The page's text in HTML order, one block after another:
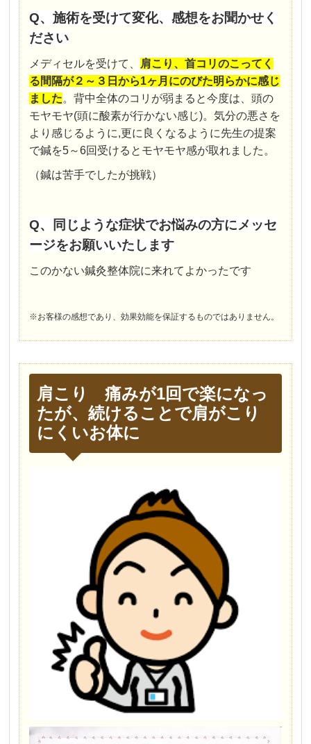
Q、施術を受けて変化、感想をお聞かせく
ださい
メディセルを受けて、 肩こり、首コリのこってく
る間隔が２～３日から1ヶ月にのびた明らかに感じ
ました。背中全体のコリが弱まると今度は、頭の
モヤモヤ(頭に酸素が行かない感じ)。気分の悪さを
より感じるように,更に良くなるように先生の提案
で鍼を5～6回受けるとモヤモヤ感が取れました。
（鍼は苦手でしたが挑戦）
Q、同じような症状でお悩みの方にメッセ
ージをお願いいたします
このかない鍼灸整体院に来れてよかったです
※お客様の感想であり、効果効能を保証するものではありません。
肩こり 痛みが1回で楽になっ
たが、続けることで肩がこり
にくいお体に